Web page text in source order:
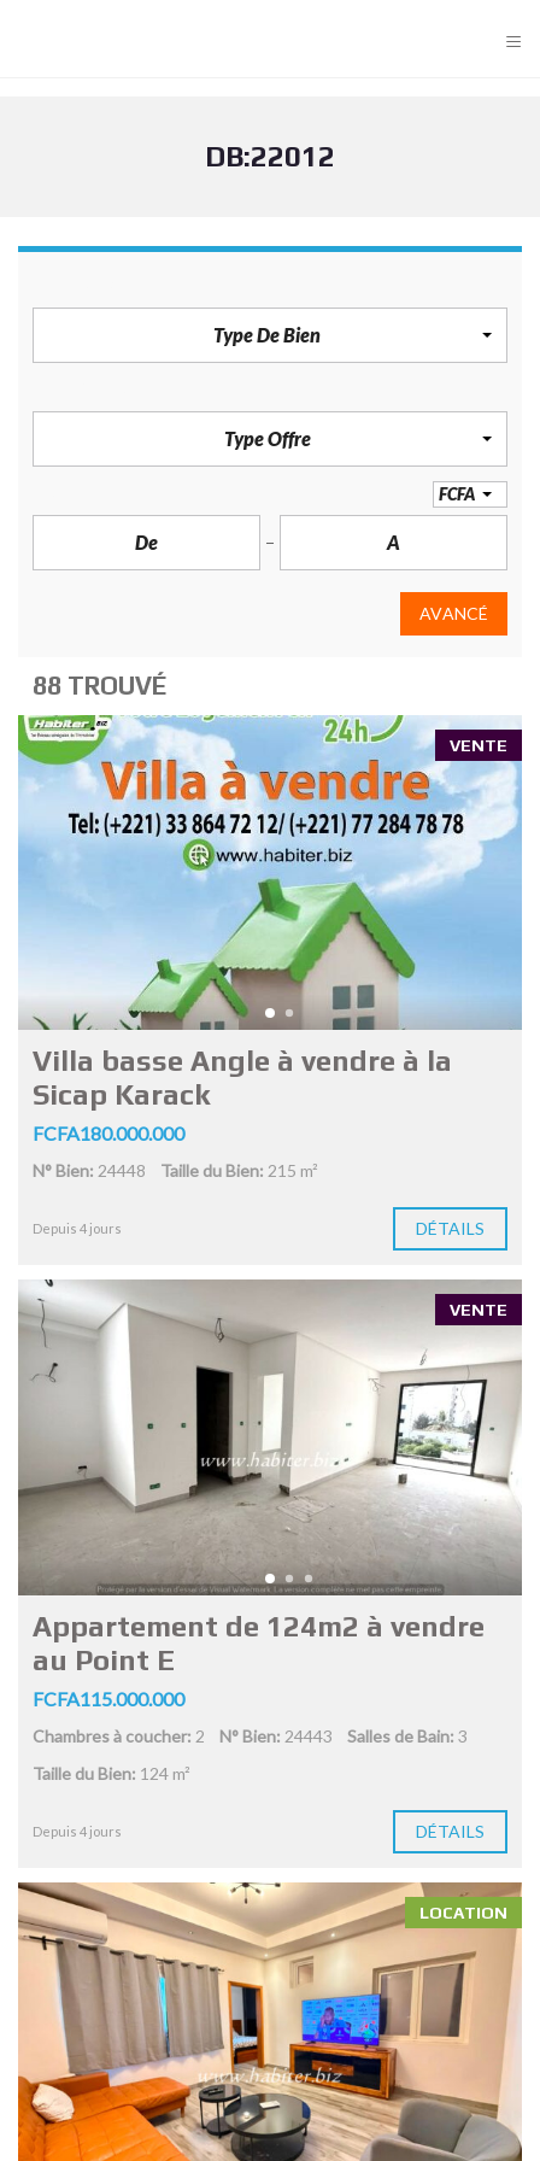
≡
DB:22012
Type De Bien
Type Offre
FCFA
AVANCÉ
88 TROUVÉ
VENTE
Villa basse Angle à vendre à la
Sicap Karack
FCFA180.000.000
N° Bien: 24448 Taille du Bien: 215 m²
Depuis 4 jours DÉTAILS
VENTE
Appartement de 124m2 à vendre
au Point E
FCFA115.000.000
Chambres à coucher: 2 N° Bien: 24443 Salles de Bain: 3
Taille du Bien: 124 m²
Depuis 4 jours DÉTAILS
LOCATION